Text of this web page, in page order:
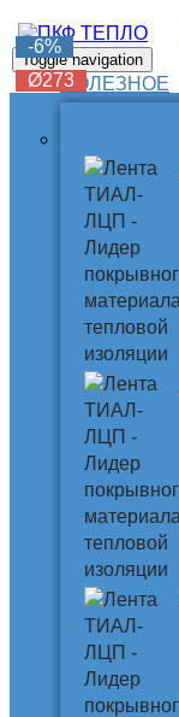
Toggle navigation
ПОЛЕЗНОЕ
-6%
Ø273
-6%
Ø273